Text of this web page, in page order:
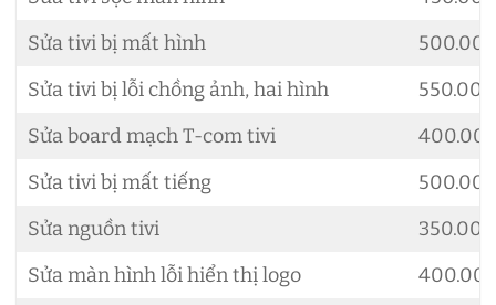
Sửa tivi bị mất hình
Sửa tivi bị lỗi chồng ảnh, hai hình
Sửa board mạch T-com tivi
Sửa tivi bị mất tiếng
Sửa nguồn tivi
Sửa màn hình lỗi hiển thị logo